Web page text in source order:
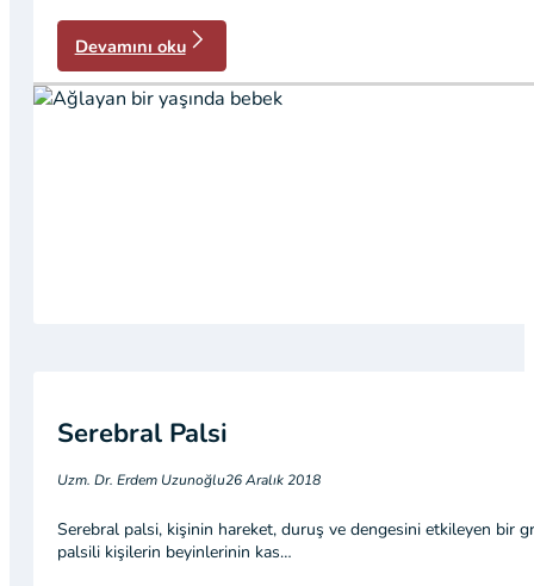
Devamını oku
Serebral Palsi
Uzm. Dr. Erdem Uzunoğlu26 Aralık 2018
Serebral palsi, kişinin hareket, duruş ve dengesini etkileyen bir
palsili kişilerin beyinlerinin kas…